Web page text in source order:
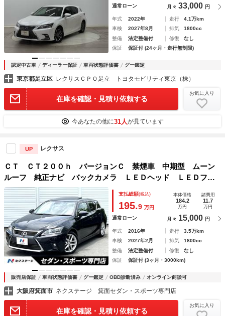
通常ローン 月々 33,000 円
年式 2022年 走行
4.1万km
車検
2027年8月 排気
1800cc
整備
法定整備付 修復
なし
保証
保証付 (24ヶ月・走行無制限)
認定中古車 ディーラー保証 車両状態評価書 グー鑑定
東京都足立区 レクサスＣＰＯ足立 トヨタモビリティ東京（株）
在庫を確認・見積り依頼する
お気に入り
今あなたの他に31人が見ています
UP レクサス
ＣＴ ＣＴ２００ｈ バージョンＣ 禁煙車 中期型 ムーン
ルーフ 純正ナビ バックカメラ ＬＥＤヘッド ＬＥＤフォ
グ パワーシート シートヒーター 純正ＯＰ１７インチＡ
Ｗ 革巻きステアリング パドルシフト クルーズコントロー
ル
支払総額(税込)
195.9 万円
本体価格
184.2
万円
諸費用
11.7
万円
通常ローン 月々 15,000 円
年式 2016年 走行
3.5万km
車検
2027年2月 排気
1800cc
整備
法定整備付 修復
なし
保証
保証付 (3ヶ月・3000km)
販売店保証 車両状態評価書 グー鑑定 OBD診断済み オンライン商談可
大阪府箕面市 ネクステージ 箕面セダン・スポーツ専門店
在庫を確認・見積り依頼する
お気に入り